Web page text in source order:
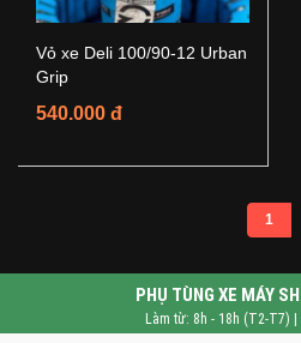
Vỏ xe Deli 100/90-12 Urban
Grip
540.000 đ
1
PHỤ TÙNG XE MÁY
Làm từ: 8h - 18h (T2-T7) |